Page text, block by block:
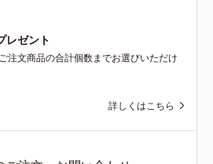
レゼント
注文商品の合計個数までお選びいただけ
詳しくはこちら